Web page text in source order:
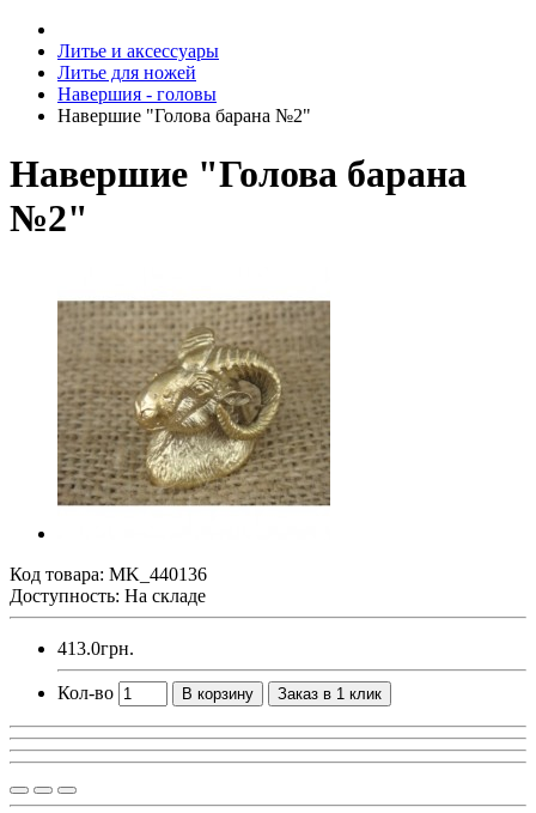
Литье и аксессуары
Литье для ножей
Навершия - головы
Навершие "Голова барана №2"
Навершие "Голова барана
№2"
Код товара: MK_440136
Доступность: На складе
413.0грн.
Кол-во В корзину Заказ в 1 клик